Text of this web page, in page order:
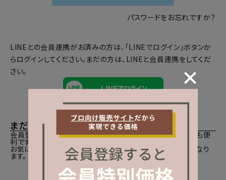
パスワードをお忘れですか？
LINEとの会員連携がお済みの方は、「LINEでログイン」ボタンか
らログインしてください。まだの方は、 LINEと会員連携をしてくだ
さい。
まだご登録がお済みでないお客様
会員登録をしていただきますと、二度目のお買い物時にとても便
利です。
お気に入り商品をご登録いただけるなどお買い物が便利になり
ます。
会員登録